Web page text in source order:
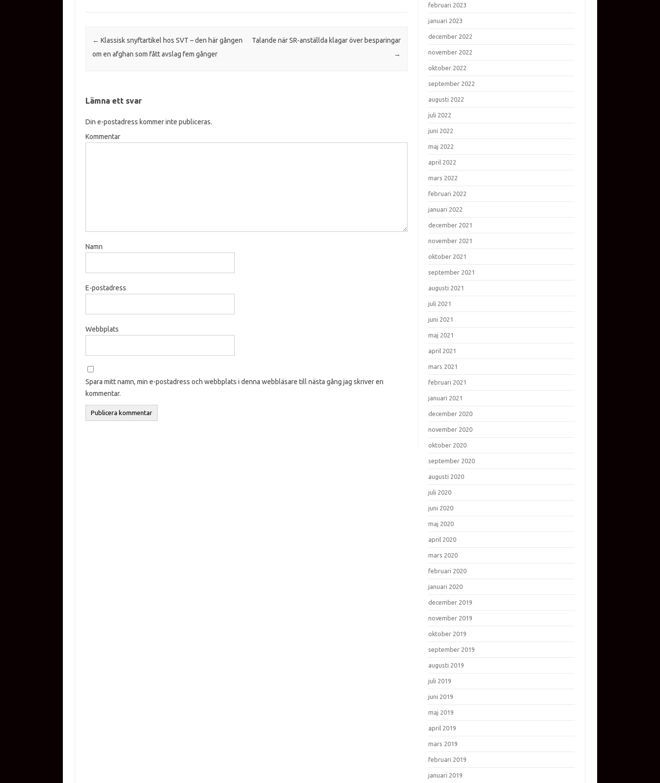
Inläggsnavigering
← Klassisk snyftartikel hos SVT – den här gången
om en afghan som fått avslag fem gånger
Talande när SR-anställda klagar över besparingar
→
Lämna ett svar
Din e-postadress kommer inte publiceras.
Kommentar
Namn
E-postadress
Webbplats
Spara mitt namn, min e-postadress och webbplats i denna webbläsare till nästa gång jag skriver en
kommentar.
februari 2023
januari 2023
december 2022
november 2022
oktober 2022
september 2022
augusti 2022
juli 2022
juni 2022
maj 2022
april 2022
mars 2022
februari 2022
januari 2022
december 2021
november 2021
oktober 2021
september 2021
augusti 2021
juli 2021
juni 2021
maj 2021
april 2021
mars 2021
februari 2021
januari 2021
december 2020
november 2020
oktober 2020
september 2020
augusti 2020
juli 2020
juni 2020
maj 2020
april 2020
mars 2020
februari 2020
januari 2020
december 2019
november 2019
oktober 2019
september 2019
augusti 2019
juli 2019
juni 2019
maj 2019
april 2019
mars 2019
februari 2019
januari 2019